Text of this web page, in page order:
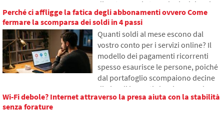
discuteremo la tecnologia dei cavi
sottomarini. Scoprirai come
funzionano le fibre ottiche, cosa
comporta la loro posa dalle navi e
come gli abissi degli oceani sono
diventati un campo di battaglia
geopolitico.
Perché ci affligge la fatica degli abbonamenti ovvero Come
fermare la scomparsa dei soldi in 4 passi
Quanti soldi al mese escono dal
vostro conto per i servizi online? Il
modello dei pagamenti ricorrenti
spesso esaurisce le persone, poiché
dal portafoglio scompaiono decine
di piccoli importi che si accumulano
gradualmente in somme
Wi-Fi debole? Internet attraverso la presa aiuta con la stabilità
senza forature